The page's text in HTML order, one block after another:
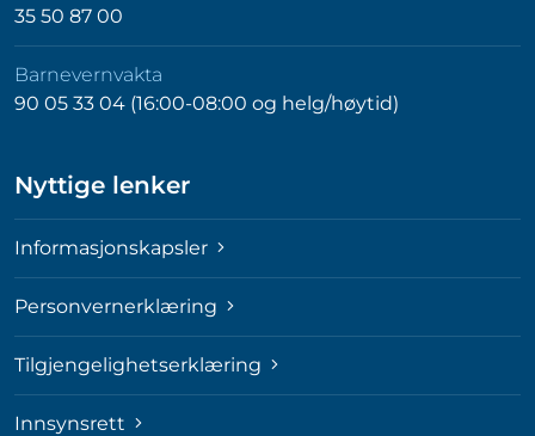
35 50 87 00
Barnevernvakta
90 05 33 04 (16:00-08:00 og helg/høytid)
Nyttige lenker
Informasjonskapsler
Personvernerklæring
Tilgjengelighetserklæring
Innsynsrett